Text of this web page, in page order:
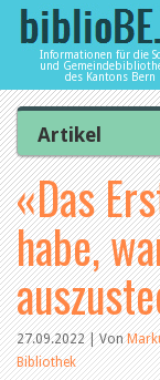
Informationen für die
und
des Kantons Bern
Home
News und
Bibliotheken
Agenda
Artikel
Zur
Lesenswert
Gut bewertet
Kategorien
Aus dem Amt für
Aus der
Aus den
Organisation
Raum und
Bestand
«Das
habe,
27.09.2022 | Von
Bibliothek